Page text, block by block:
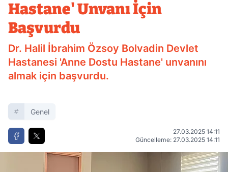
Hastane' Unvanı İçin
Başvurdu
Dr. Halil İbrahim Özsoy Bolvadin Devlet
Hastanesi 'Anne Dostu Hastane' unvanını
almak için başvurdu.
Genel
27.03.2025 14:11
Güncelleme: 27.03.2025 14:11